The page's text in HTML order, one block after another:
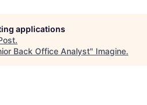
applications
.
Back Office Analyst" Imagine.